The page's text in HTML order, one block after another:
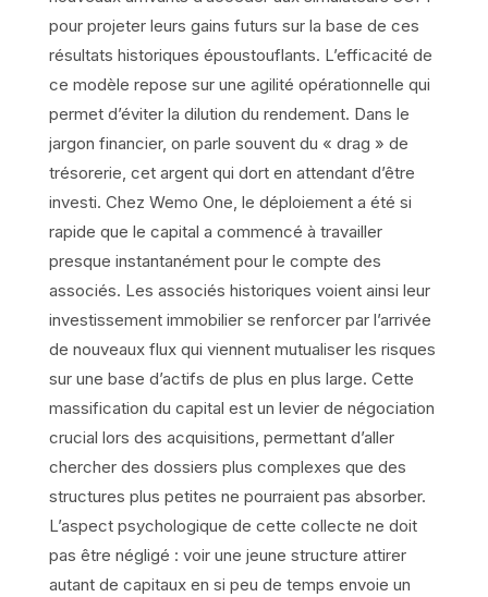
pour projeter leurs gains futurs sur la base de ces
résultats historiques époustouflants. L’efficacité de
ce modèle repose sur une agilité opérationnelle qui
permet d’éviter la dilution du rendement. Dans le
jargon financier, on parle souvent du « drag » de
trésorerie, cet argent qui dort en attendant d’être
investi. Chez Wemo One, le déploiement a été si
rapide que le capital a commencé à travailler
presque instantanément pour le compte des
associés. Les associés historiques voient ainsi leur
investissement immobilier se renforcer par l’arrivée
de nouveaux flux qui viennent mutualiser les risques
sur une base d’actifs de plus en plus large. Cette
massification du capital est un levier de négociation
crucial lors des acquisitions, permettant d’aller
chercher des dossiers plus complexes que des
structures plus petites ne pourraient pas absorber.
L’aspect psychologique de cette collecte ne doit
pas être négligé : voir une jeune structure attirer
autant de capitaux en si peu de temps envoie un